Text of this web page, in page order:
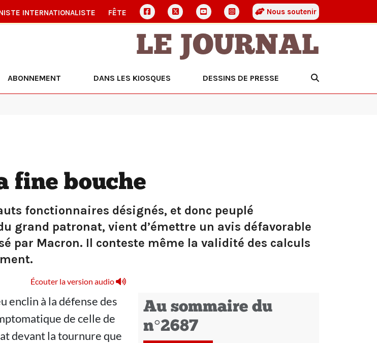
INTERNATIONALISTE FÊTE Nous soutenir
LE JOURNAL
ABONNEMENT DANS LES KIOSQUES DESSINS DE PRESSE
fine bouche
fonctionnaires désignés, et donc peuplé
grand patronat, vient d’émettre un avis défavorable
par Macron. Il conteste même la validité des calculs
Écouter la version audio
enclin à la défense des
de celle de
devant la tournure que
Au sommaire du
n°2687